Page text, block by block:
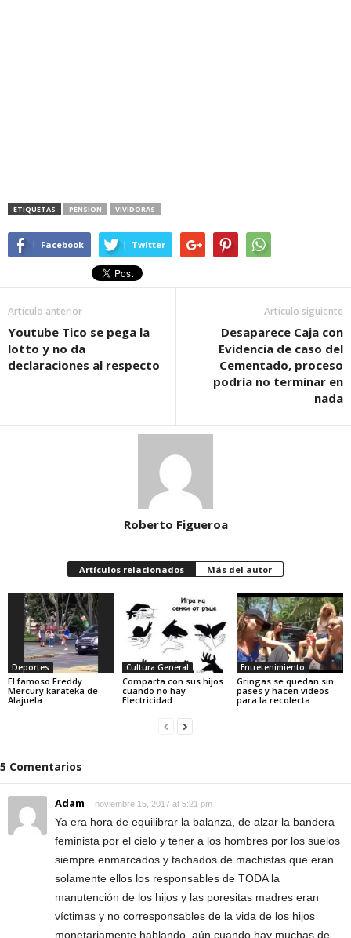
ETIQUETAS PENSION VIVIDORAS
Facebook Twitter
Artículo anterior
Youtube Tico se pega la
lotto y no da
declaraciones al respecto
Artículo siguiente
Desaparece Caja con
Evidencia de caso del
Cementado, proceso
podría no terminar en
nada
Roberto Figueroa
Artículos relacionados Más del autor
Deportes
El famoso Freddy
Mercury karateka de
Alajuela
Cultura General
Comparta con sus hijos
cuando no hay
Electricidad
Entretenimiento
Gringas se quedan sin
pases y hacen videos
para la recolecta
5 Comentarios
Adam noviembre 15, 2017 at 5:21 pm
Ya era hora de equilibrar la balanza, de alzar la bandera
feminista por el cielo y tener a los hombres por los suelos
siempre enmarcados y tachados de machistas que eran
solamente ellos los responsables de TODA la
manutención de los hijos y las poresitas madres eran
víctimas y no corresponsables de la vida de los hijos
monetariamente hablando, aún cuando hay muchas de